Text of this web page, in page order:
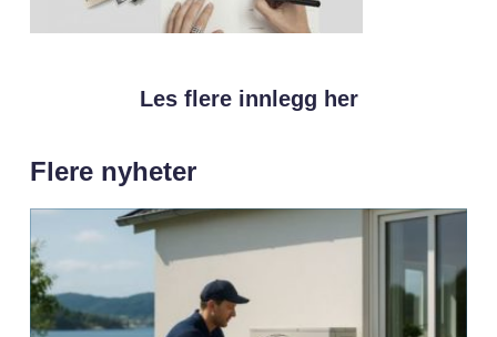
Les flere innlegg her
Flere nyheter